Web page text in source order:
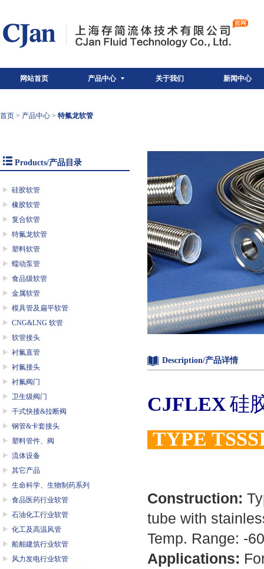
网站首页 产品中心 关于我们 新闻中心
首页 > 产品中心 > 特氟龙软管
Products/产品目录
硅胶软管
橡胶软管
复合软管
特氟龙软管
塑料软管
蠕动泵管
食品级软管
金属软管
模具管及扁平软管
CNG&LNG 软管
软管接头
衬氟直管
衬氟接头
衬氟阀门
卫生级阀门
干式快接&拉断阀
钢管&卡套接头
塑料管件、阀
流体设备
其它产品
生命科学、生物制药系列
食品医药行业软管
石油化工行业软管
化工及高温风管
船舶建筑行业软管
风力发电行业软管
Description/产品详情
CJFLEX硅
TYPE
Construction:
tube with
Temp. Range: -
Applications: